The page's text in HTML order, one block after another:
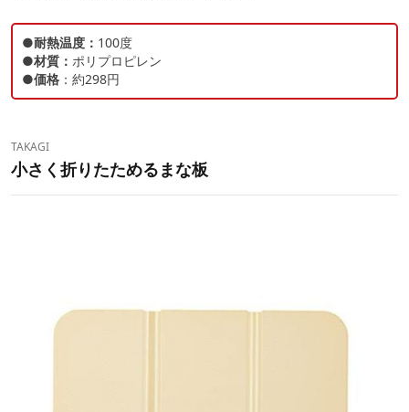
●耐熱温度： 100度
●材質： ポリプロピレン
●価格 ：約298円
TAKAGI
小さく折りたためるまな板